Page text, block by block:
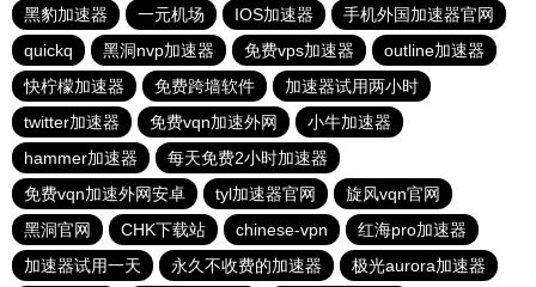
黑豹加速器
一元机场 IOS加速器
手机外国加速器官网
quickq
黑洞nvp加速器 免费vps加速器
outline加速器
快柠檬加速器
免费跨墙软件
加速器试用两小时
twitter加速器
免费vqn加速外网
小牛加速器
hammer加速器
每天免费2小时加速器
免费vqn加速外网安卓
tyl加速器官网
旋风vqn官网
黑洞官网
CHK下载站 chinese-vpn
红海pro加速器
加速器试用一天
永久不收费的加速器 极光aurora加速器